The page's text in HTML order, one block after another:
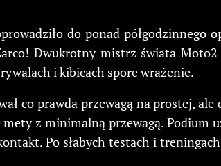
do ponad półgodzinnego
Dwukrotny mistrz świata Moto2
i kibicach spore wrażenie.
co prawda przewagą na prostej,
z minimalną przewagą. Podium
Po słabych testach i